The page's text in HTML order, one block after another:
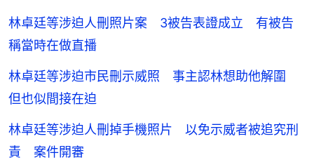
林卓廷等涉迫人刪照片案 3被告表證成立 有被告
稱當時在做直播
林卓廷等涉迫市民刪示威照 事主認林想助他解圍
但也似間接在迫
林卓廷等涉迫人刪掉手機照片 以免示威者被追究刑
責 案件開審